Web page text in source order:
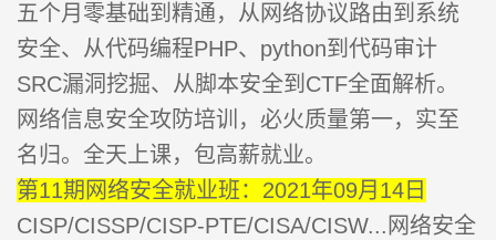
五个月零基础到精通，从网络协议路由到系统
安全、从代码编程PHP、python到代码审计
SRC漏洞挖掘、从脚本安全到CTF全面解析。
网络信息安全攻防培训，必火质量第一，实至
名归。全天上课，包高薪就业。
第11期网络安全就业班：2021年09月14日
CISP/CISSP/CISP-PTE/CISA/CISW...网络安全